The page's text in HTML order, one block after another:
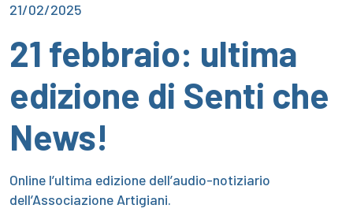
21/02/2025
21 febbraio: ultima
edizione di Senti che
News!
Online l’ultima edizione dell’audio-notiziario
dell’Associazione Artigiani.